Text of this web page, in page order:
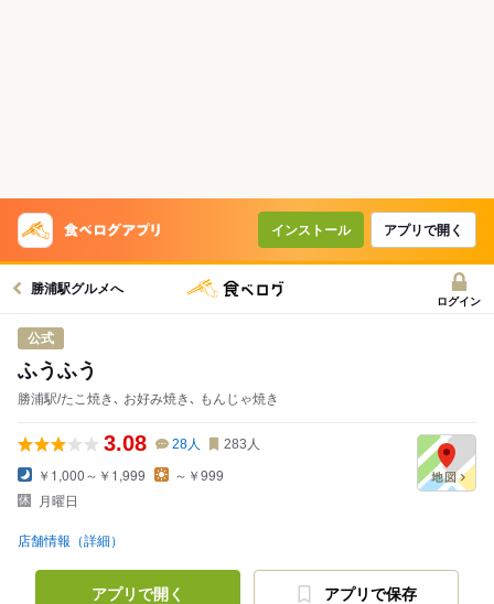
インストール アプリで開く
勝浦駅グルメへ
ログイン
公式
ふうふう
勝浦駅/たこ焼き､ お好み焼き､ もんじゃ焼き
3.08 28人 283 人
￥1,000～￥1,999
～￥999
月曜日
店舗情報（詳細）
アプリで開く アプリで保存